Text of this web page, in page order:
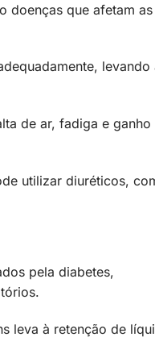
doenças que afetam as
levando
de ar, fadiga e ganho
utilizar diuréticos,
pela diabetes,
leva à retenção de